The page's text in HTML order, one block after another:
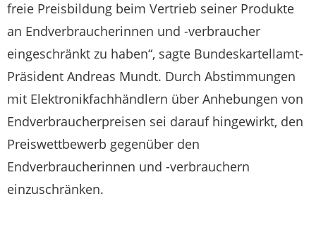
freie Preisbildung beim Vertrieb seiner Produkte
an Endverbraucherinnen und -verbraucher
eingeschränkt zu haben“, sagte Bundeskartellamt-
Präsident Andreas Mundt. Durch Abstimmungen
mit Elektronikfachhändlern über Anhebungen von
Endverbraucherpreisen sei darauf hingewirkt, den
Preiswettbewerb gegenüber den
Endverbraucherinnen und -verbrauchern
einzuschränken.